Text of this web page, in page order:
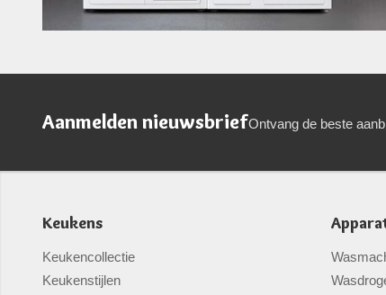
Aanmelden nieuwsbriefOntvang de beste
Keukens
Keukencollectie
Keukenstijlen